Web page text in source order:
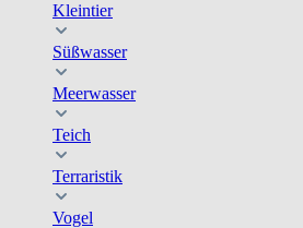
Kleintier
Süßwasser
Meerwasser
Teich
Terraristik
Vogel